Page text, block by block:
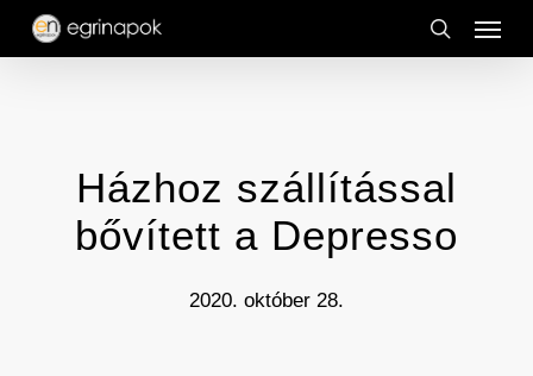
Skip
search
Menu
Házhoz szállítással
bővített a Depresso
2020. október 28.